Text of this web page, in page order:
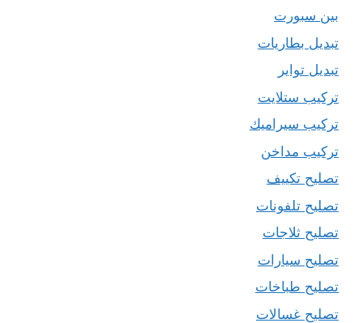
بين سبورت
تبديل بطاريات
تبديل تواير
تركيب ستلايت
تركيب سيراميك
تركيب مداخن
تصليح تكييف
تصليح تلفونات
تصليح ثلاجات
تصليح سيارات
تصليح طباخات
تصليح غسالات